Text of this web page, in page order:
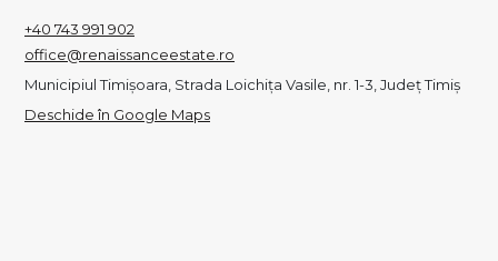
+40 743 991 902
office@renaissanceestate.ro
Municipiul Timișoara, Strada Loichița Vasile, nr. 1-3, Județ Timiș
Deschide în Google Maps